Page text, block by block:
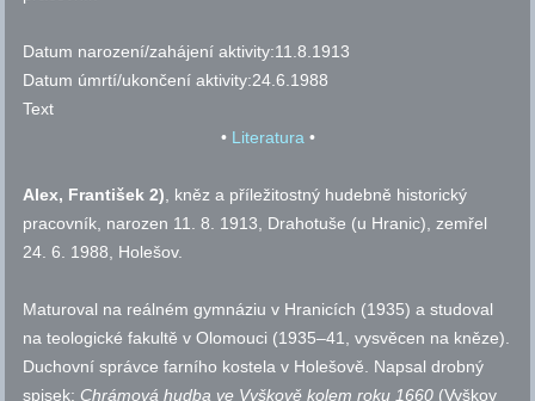
Datum narození/zahájení aktivity:11.8.1913
Datum úmrtí/ukončení aktivity:24.6.1988
Text
• Literatura•
Alex, František 2), kněz a příležitostný hudebně historický
pracovník, narozen 11. 8. 1913, Drahotuše (u Hranic), zemřel
24. 6. 1988, Holešov.
Maturoval na reálném gymnáziu v Hranicích (1935) a studoval
na teologické fakultě v Olomouci (1935–41, vysvěcen na kněze).
Duchovní správce farního kostela v Holešově. Napsal drobný
spisek: Chrámová hudba ve Vyškově kolem roku 1660 (Vyškov